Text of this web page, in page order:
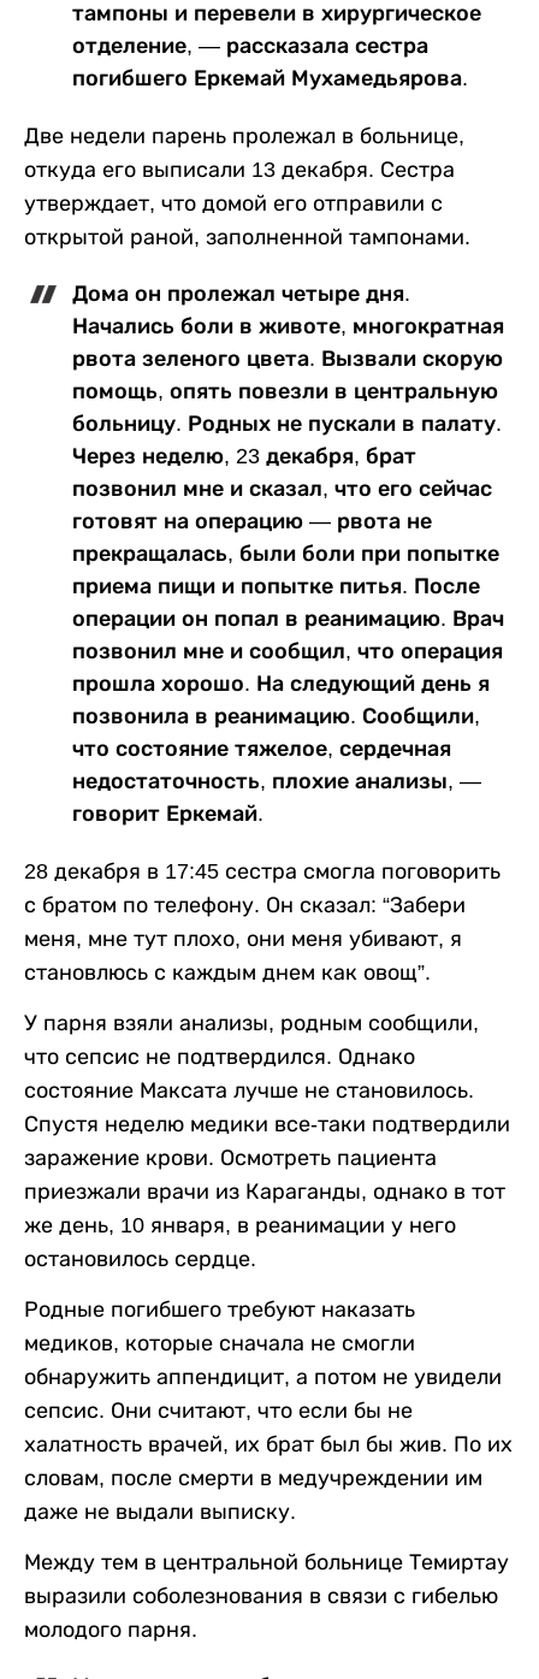
тампоны и перевели в хирургическое
отделение, — рассказала сестра
погибшего Еркемай Мухамедьярова.
Две недели парень пролежал в больнице,
откуда его выписали 13 декабря. Сестра
утверждает, что домой его отправили с
открытой раной, заполненной тампонами.
Дома он пролежал четыре дня.
Начались боли в животе, многократная
рвота зеленого цвета. Вызвали скорую
помощь, опять повезли в центральную
больницу. Родных не пускали в палату.
Через неделю, 23 декабря, брат
позвонил мне и сказал, что его сейчас
готовят на операцию — рвота не
прекращалась, были боли при попытке
приема пищи и попытке питья. После
операции он попал в реанимацию. Врач
позвонил мне и сообщил, что операция
прошла хорошо. На следующий день я
позвонила в реанимацию. Сообщили,
что состояние тяжелое, сердечная
недостаточность, плохие анализы, —
говорит Еркемай.
28 декабря в 17:45 сестра смогла поговорить
с братом по телефону. Он сказал: “Забери
меня, мне тут плохо, они меня убивают, я
становлюсь с каждым днем как овощ”.
У парня взяли анализы, родным сообщили,
что сепсис не подтвердился. Однако
состояние Максата лучше не становилось.
Спустя неделю медики все-таки подтвердили
заражение крови. Осмотреть пациента
приезжали врачи из Караганды, однако в тот
же день, 10 января, в реанимации у него
остановилось сердце.
Родные погибшего требуют наказать
медиков, которые сначала не смогли
обнаружить аппендицит, а потом не увидели
сепсис. Они считают, что если бы не
халатность врачей, их брат был бы жив. По их
словам, после смерти в медучреждении им
даже не выдали выписку.
Между тем в центральной больнице Темиртау
выразили соболезнования в связи с гибелью
молодого парня.